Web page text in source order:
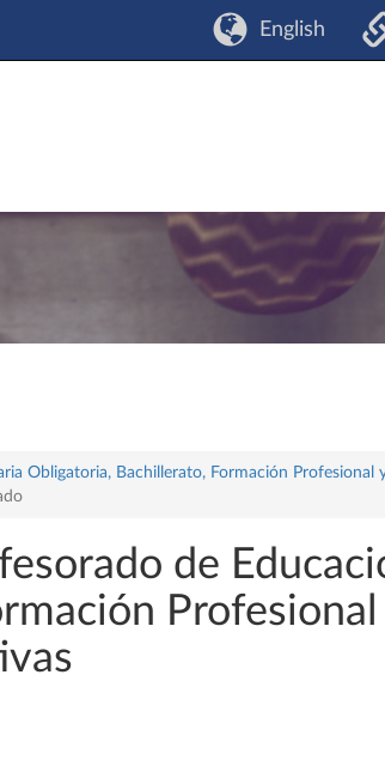
English
Obligatoria, Bachillerato, Formación
de
Profesional